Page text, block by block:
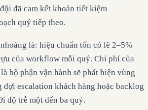
đã cam kết khoản tiết kiệm
quý tiếp theo.
là: hiệu chuẩn tốn có lẽ 2–5%
của workflow mỗi quý. Chi phí của
bộ phận vận hành sẽ phát hiện vùng
đợi escalation khách hàng hoặc backlog
độ trễ một đến ba quý.